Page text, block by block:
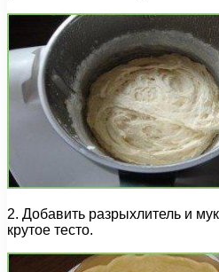
2. Добавить разрыхлитель и
крутое тесто.